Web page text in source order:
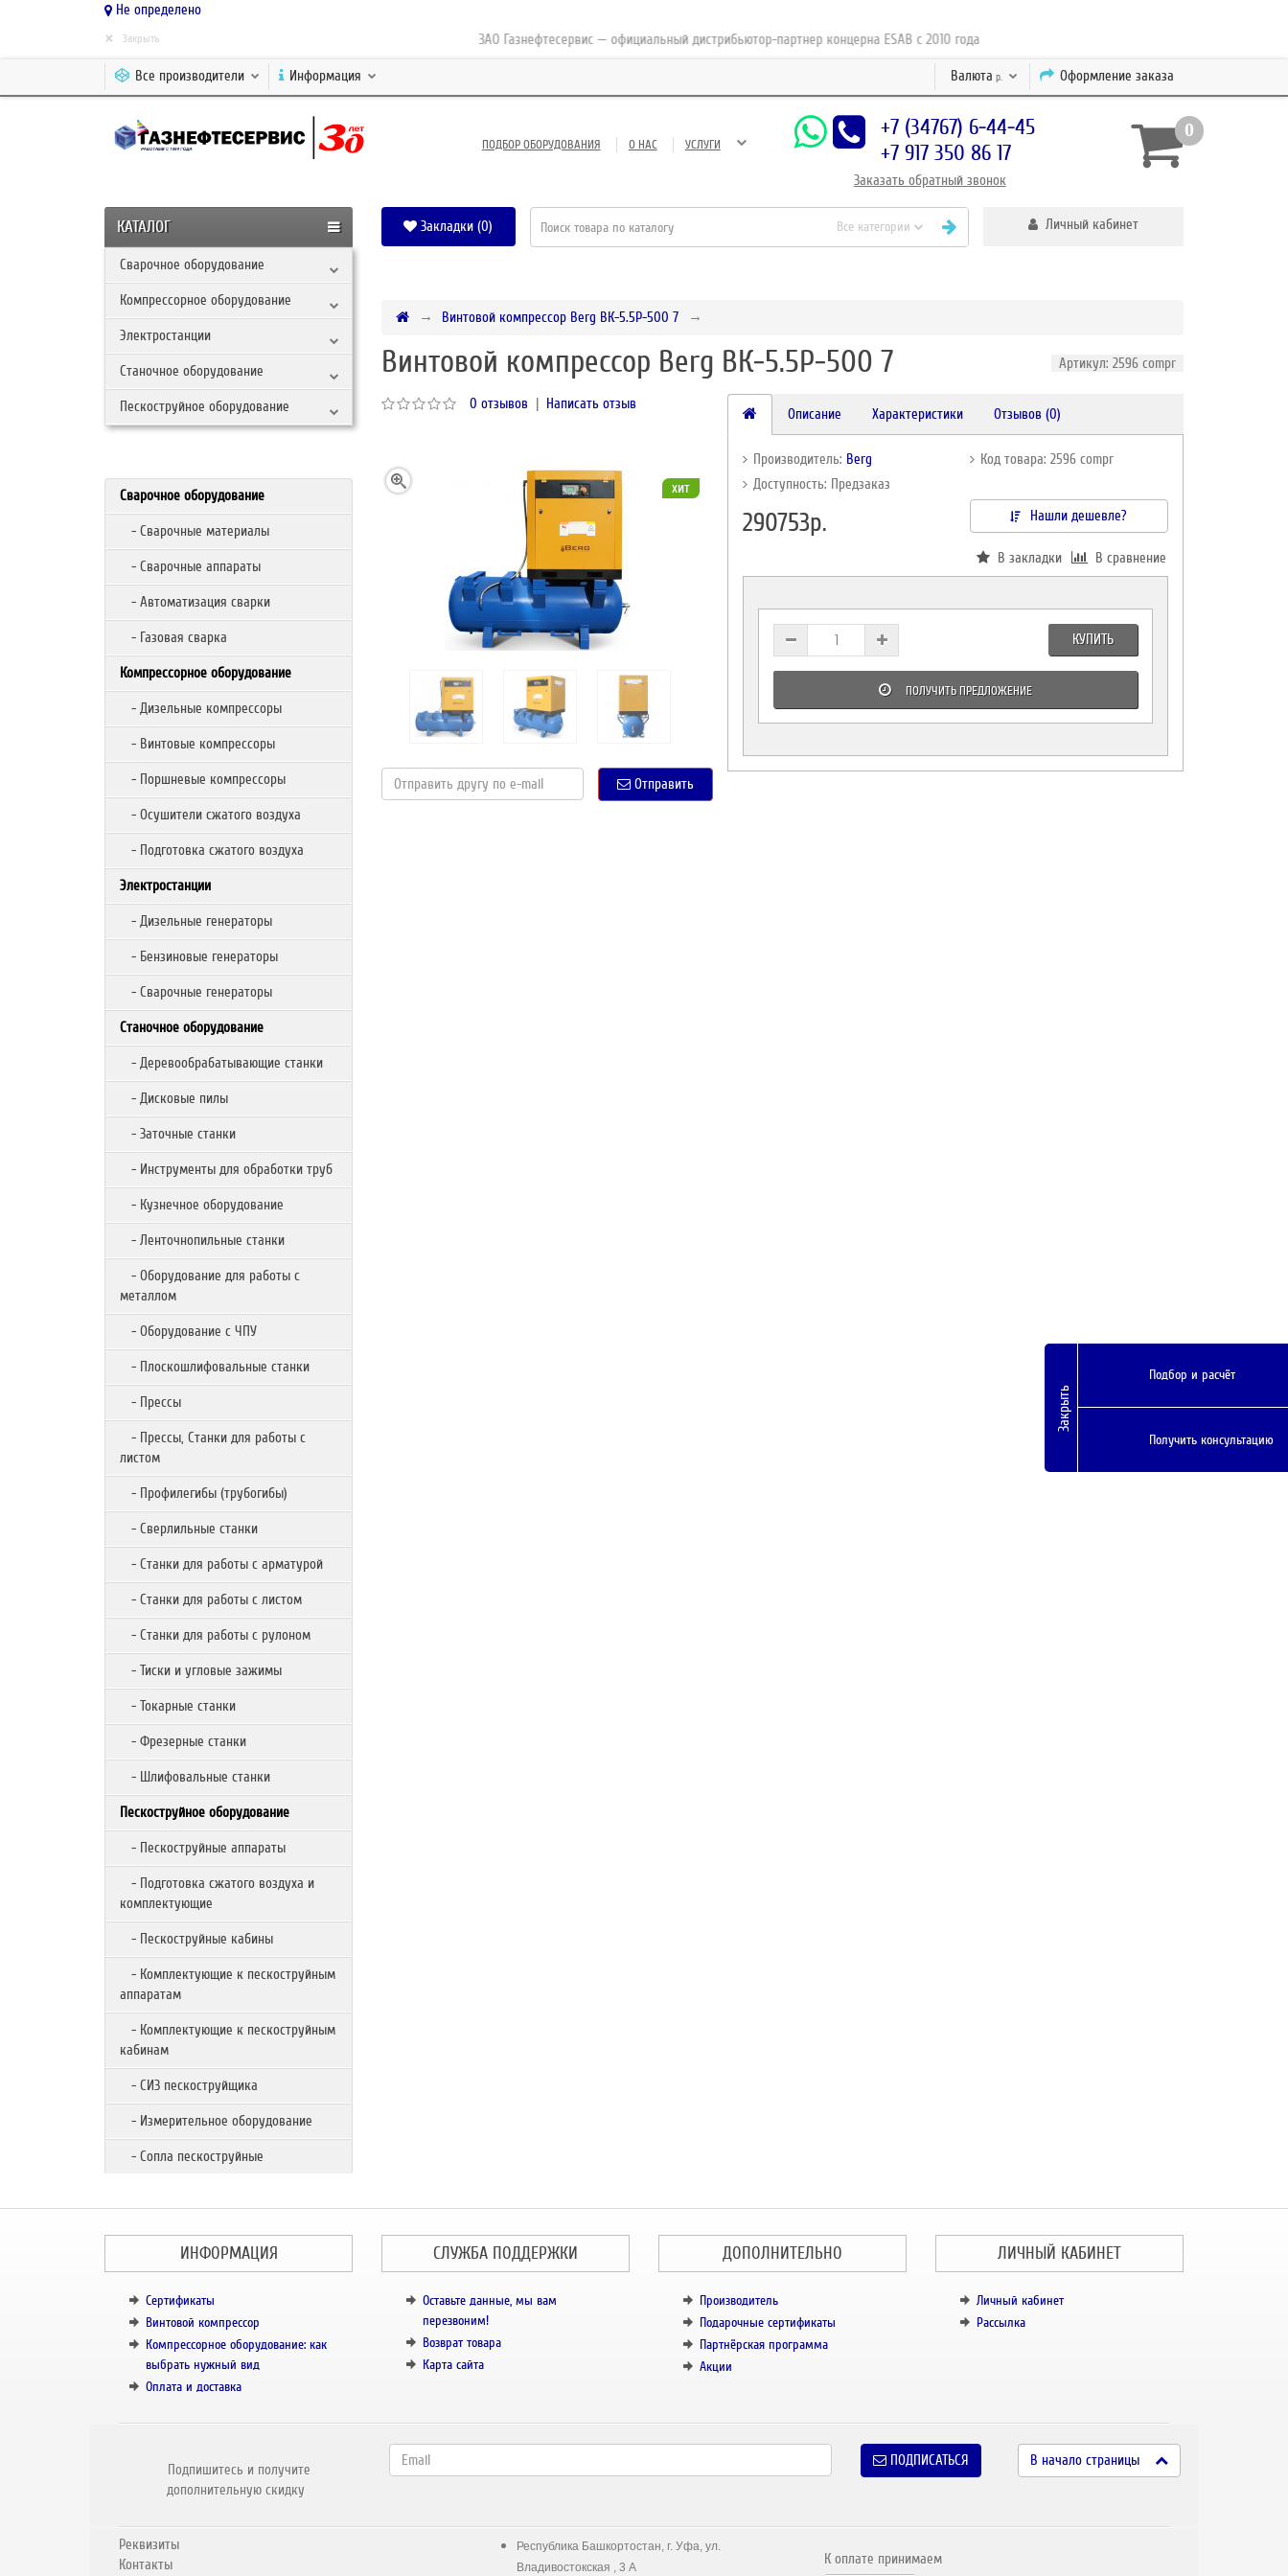
Не определено
ЗАО Газнефтесервис — официальный дистрибьютор-партнер концерна ESAB с 2010 года
× Закрыть
Оформление заказа
Валюта р.
Все производители Информация
ПОДБОР ОБОРУДОВАНИЯ О НАС УСЛУГИ
+7 (34767) 6-44-45
+7 917 350 86 17
Заказать обратный звонок
0
КАТАЛОГ
Сварочное оборудование
Компрессорное оборудование
Электростанции
Станочное оборудование
Пескоструйное оборудование
Закладки (0) Все категории Личный кабинет
Сварочное оборудование
- Сварочные материалы
- Сварочные аппараты
- Автоматизация сварки
- Газовая сварка
Компрессорное оборудование
- Дизельные компрессоры
- Винтовые компрессоры
- Поршневые компрессоры
- Осушители сжатого воздуха
- Подготовка сжатого воздуха
Электростанции
- Дизельные генераторы
- Бензиновые генераторы
- Сварочные генераторы
Станочное оборудование
- Деревообрабатывающие станки
- Дисковые пилы
- Заточные станки
- Инструменты для обработки труб
- Кузнечное оборудование
- Ленточнопильные станки
- Оборудование для работы с
металлом
- Оборудование с ЧПУ
- Плоскошлифовальные станки
- Прессы
- Прессы, Станки для работы с
листом
- Профилегибы (трубогибы)
- Сверлильные станки
- Станки для работы с арматурой
- Станки для работы с листом
- Станки для работы с рулоном
- Тиски и угловые зажимы
- Токарные станки
- Фрезерные станки
- Шлифовальные станки
Пескоструйное оборудование
- Пескоструйные аппараты
- Подготовка сжатого воздуха и
комплектующие
- Пескоструйные кабины
- Комплектующие к пескоструйным
аппаратам
- Комплектующие к пескоструйным
кабинам
- СИЗ пескоструйщика
- Измерительное оборудование
- Сопла пескоструйные
Винтовой компрессор Berg ВК-5.5Р-500 7
Винтовой компрессор Berg ВК-5.5Р-500 7 Артикул: 2596 compr
0 отзывов | Написать отзыв
хит
Отправить
Описание Характеристики Отзывов (0)
Производитель: Berg
Код товара: 2596 compr
Доступность: Предзаказ
290753р. Нашли дешевле?
В закладки В сравнение
КУПИТЬ
ПОЛУЧИТЬ ПРЕДЛОЖЕНИЕ
ИНФОРМАЦИЯ
Сертификаты
Винтовой компрессор
Компрессорное оборудование: как
выбрать нужный вид
Оплата и доставка
СЛУЖБА ПОДДЕРЖКИ
Оставьте данные, мы вам
перезвоним!
Возврат товара
Карта сайта
ДОПОЛНИТЕЛЬНО
Производитель
Подарочные сертификаты
Партнёрская программа
Акции
ЛИЧНЫЙ КАБИНЕТ
Личный кабинет
Рассылка
Подпишитесь и получите
дополнительную скидку
ПОДПИСАТЬСЯ В начало страницы
Реквизиты
Контакты
Республика Башкортостан, г. Уфа, ул.
Владивостокская , 3 А
К оплате принимаем
Закрыть
Подбор и расчёт
Получить консультацию